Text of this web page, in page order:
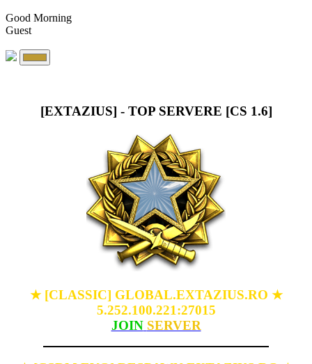
Good Morning
Guest
[EXTAZIUS] - TOP SERVERE [CS 1.6]
★[CLASSIC] GLOBAL.EXTAZIUS.RO ★
5.252.100.221:27015
JOIN SERVER